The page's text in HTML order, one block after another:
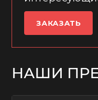
ЗАКАЗАТЬ
НАШИ